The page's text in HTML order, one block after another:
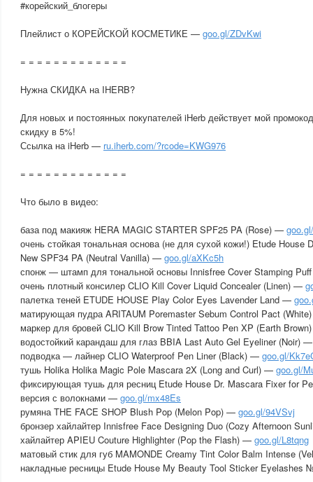
#корейский_блогеры
Плейлист о КОРЕЙСКОЙ КОСМЕТИКЕ — goo.gl/ZDvKwi
= = = = = = = = = = = = =
Нужна СКИДКА на IHERB?
Для новых и постоянных покупателей iHerb действует мой
скидку в 5%!
Ссылка на iHerb — ru.iherb.com/?rcode=KWG976
= = = = = = = = = = = = =
Что было в видео:
база под макияж HERA MAGIC STARTER SPF25 PA (Rose) —
очень стойкая тональная основа (не для сухой кожи!) Etude House
New SPF34 PA (Neutral Vanilla) — goo.gl/aXKc5h
спонж — штамп для тональной основы Innisfree Cover Stamping
очень плотный консилер CLIO Kill Cover Liquid Concealer (Linen) —
палетка теней ETUDE HOUSE Play Color Eyes Lavender Land —
матирующая пудра ARITAUM Poremaster Sebum Control Pact
маркер для бровей CLIO Kill Brow Tinted Tattoo Pen XP (Earth
водостойкий карандаш для глаз BBIA Last Auto Gel Eyeliner (Noir)
подводка — лайнер CLIO Waterproof Pen Liner (Black) — goo.gl/
тушь Holika Holika Magic Pole Mascara 2X (Long and Curl) — goo.gl/
фиксирующая тушь для ресниц Etude House Dr. Mascara Fixer for
версия с волокнами — goo.gl/mx48Es
румяна THE FACE SHOP Blush Pop (Melon Pop) — goo.gl/94VSvj
бронзер хайлайтер Innisfree Face Designing Duo (Cozy Afternoon
хайлайтер APIEU Couture Highlighter (Pop the Flash) — goo.gl/L8tqng
матовый стик для губ MAMONDE Creamy Tint Color Balm Intense
накладные ресницы Etude House My Beauty Tool Sticker